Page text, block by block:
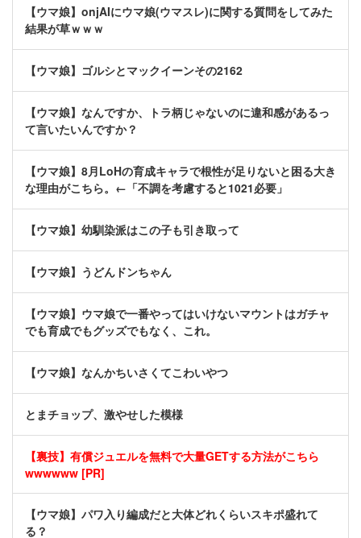
【ウマ娘】onjAIにウマ娘(ウマスレ)に関する質問をしてみた
結果が草ｗｗｗ
【ウマ娘】ゴルシとマックイーンその2162
【ウマ娘】なんですか、トラ柄じゃないのに違和感があるっ
て言いたいんですか？
【ウマ娘】8月LoHの育成キャラで根性が足りないと困る大き
な理由がこちら。←「不調を考慮すると1021必要」
【ウマ娘】幼馴染派はこの子も引き取って
【ウマ娘】うどんドンちゃん
【ウマ娘】ウマ娘で一番やってはいけないマウントはガチャ
でも育成でもグッズでもなく、これ。
【ウマ娘】なんかちいさくてこわいやつ
とまチョップ、激やせした模様
【裏技】有償ジュエルを無料で大量GETする方法がこちら
wwwwww [PR]
【ウマ娘】パワ入り編成だと大体どれくらいスキポ盛れて
る？